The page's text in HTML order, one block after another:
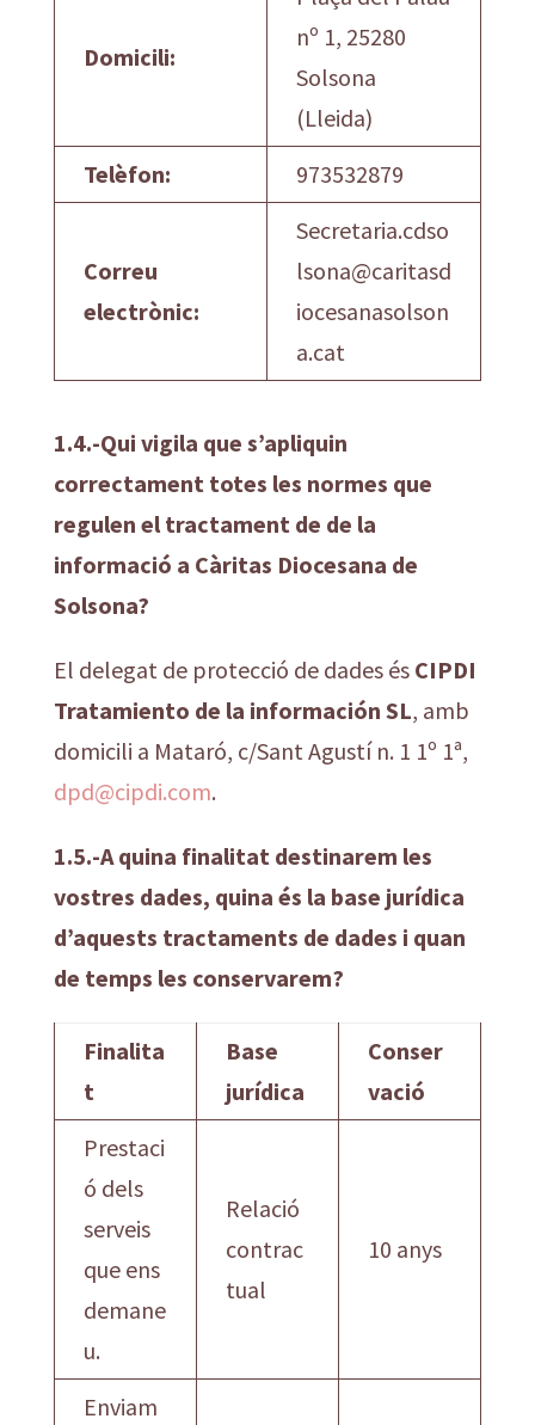
Domicili:
nº 1, 25280
Solsona
(Lleida)
Telèfon:
973532879
Correu
electrònic:
Secretaria.cdso
lsona@caritasd
iocesanasolson
a.cat
1.4.-Qui vigila que s’apliquin
correctament totes les normes que
regulen el tractament de de la
informació a Càritas Diocesana de
Solsona?
El delegat de protecció de dades és CIPDI
Tratamiento de la información SL, amb
domicili a Mataró, c/Sant Agustí n. 1 1º 1ª,
dpd@cipdi.com.
1.5.-A quina finalitat destinarem les
vostres dades, quina és la base jurídica
d’aquests tractaments de dades i quan
de temps les conservarem?
Finalita
t
Base
jurídica
Conser
vació
Prestaci
ó dels
serveis
que ens
demane
u.
Relació
contrac
tual
10 anys
Enviam